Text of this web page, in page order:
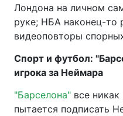
Лондона на личном
руке; НБА наконец-то
видеоповторы
Спорт и футбол:
игрока за Неймара
"Барселона" все
пытается подписать